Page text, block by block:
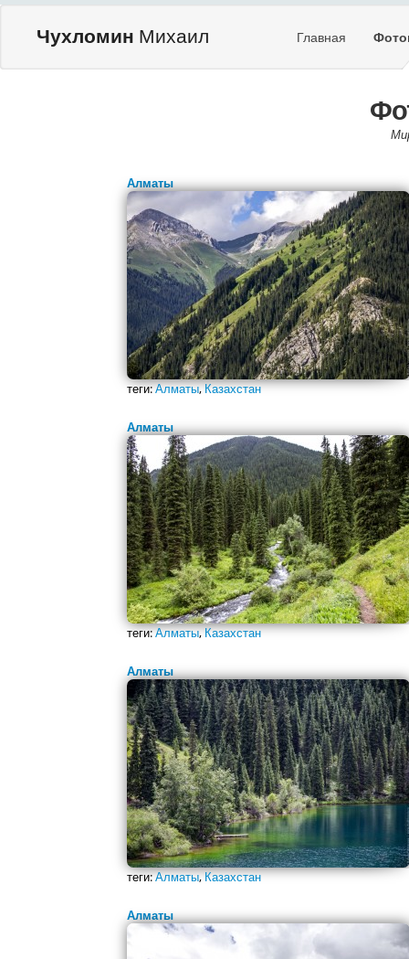
Чухломин Михаил Главная
Алматы
теги:Алматы,Казахстан
Алматы
теги:Алматы,Казахстан
Алматы
теги:Алматы,Казахстан
Алматы